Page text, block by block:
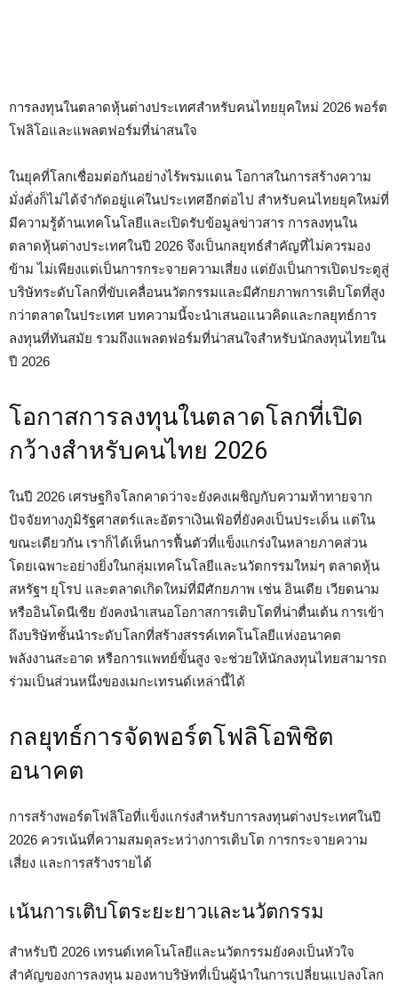
การลงทุนในตลาดหุ้นต่างประเทศสำหรับคนไทยยุคใหม่ 2026 พอร์ต
โฟลิโอและแพลตฟอร์มที่น่าสนใจ
ในยุคที่โลกเชื่อมต่อกันอย่างไร้พรมแดน โอกาสในการสร้างความ
มั่งคั่งก็ไม่ได้จำกัดอยู่แค่ในประเทศอีกต่อไป สำหรับคนไทยยุคใหม่ที่
มีความรู้ด้านเทคโนโลยีและเปิดรับข้อมูลข่าวสาร การลงทุนใน
ตลาดหุ้นต่างประเทศในปี 2026 จึงเป็นกลยุทธ์สำคัญที่ไม่ควรมอง
ข้าม ไม่เพียงแต่เป็นการกระจายความเสี่ยง แต่ยังเป็นการเปิดประตูสู่
บริษัทระดับโลกที่ขับเคลื่อนนวัตกรรมและมีศักยภาพการเติบโตที่สูง
กว่าตลาดในประเทศ บทความนี้จะนำเสนอแนวคิดและกลยุทธ์การ
ลงทุนที่ทันสมัย รวมถึงแพลตฟอร์มที่น่าสนใจสำหรับนักลงทุนไทยใน
ปี 2026
โอกาสการลงทุนในตลาดโลกที่เปิด
กว้างสำหรับคนไทย 2026
ในปี 2026 เศรษฐกิจโลกคาดว่าจะยังคงเผชิญกับความท้าทายจาก
ปัจจัยทางภูมิรัฐศาสตร์และอัตราเงินเฟ้อที่ยังคงเป็นประเด็น แต่ใน
ขณะเดียวกัน เราก็ได้เห็นการฟื้นตัวที่แข็งแกร่งในหลายภาคส่วน
โดยเฉพาะอย่างยิ่งในกลุ่มเทคโนโลยีและนวัตกรรมใหม่ๆ ตลาดหุ้น
สหรัฐฯ ยุโรป และตลาดเกิดใหม่ที่มีศักยภาพ เช่น อินเดีย เวียดนาม
หรืออินโดนีเซีย ยังคงนำเสนอโอกาสการเติบโตที่น่าตื่นเต้น การเข้า
ถึงบริษัทชั้นนำระดับโลกที่สร้างสรรค์เทคโนโลยีแห่งอนาคต
พลังงานสะอาด หรือการแพทย์ขั้นสูง จะช่วยให้นักลงทุนไทยสามารถ
ร่วมเป็นส่วนหนึ่งของเมกะเทรนด์เหล่านี้ได้
กลยุทธ์การจัดพอร์ตโฟลิโอพิชิต
อนาคต
การสร้างพอร์ตโฟลิโอที่แข็งแกร่งสำหรับการลงทุนต่างประเทศในปี
2026 ควรเน้นที่ความสมดุลระหว่างการเติบโต การกระจายความ
เสี่ยง และการสร้างรายได้
เน้นการเติบโตระยะยาวและนวัตกรรม
สำหรับปี 2026 เทรนด์เทคโนโลยีและนวัตกรรมยังคงเป็นหัวใจ
สำคัญของการลงทุน มองหาบริษัทที่เป็นผู้นำในการเปลี่ยนแปลงโลก